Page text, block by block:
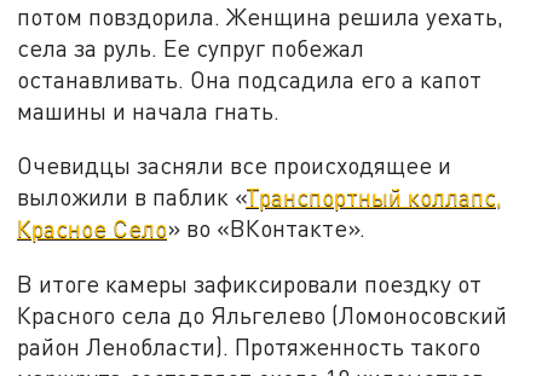
потом повздорила. Женщина решила уехать,
села за руль. Ее супруг побежал
останавливать. Она подсадила его а капот
машины и начала гнать.
Очевидцы засняли все происходящее и
выложили в паблик «Транспортный коллапс,
Красное Село» во «ВКонтакте».
В итоге камеры зафиксировали поездку от
Красного села до Яльгелево (Ломоносовский
район Ленобласти). Протяженность такого